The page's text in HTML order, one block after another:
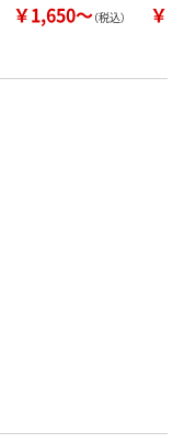
￥1,650～（税込） ￥